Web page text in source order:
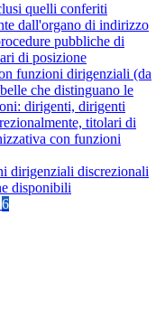
quelli conferiti
dall'organo di indirizzo
pubbliche di
di posizione
funzioni dirigenziali (da
che distinguano le
dirigenti, dirigenti
titolari di
con funzioni
dirigenziali discrezionali
disponibili
6